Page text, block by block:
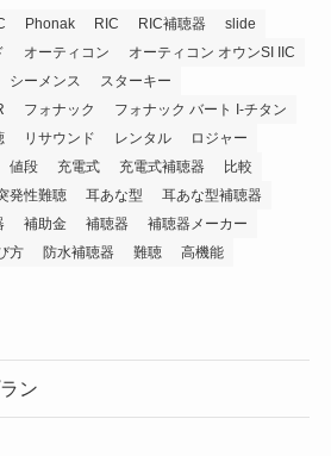
Phonak RIC RIC補聴器
slide
オーティコン
オーティコン オウンSI IIC
シーメンス
スターキー
フォナック
フォナック バート I-チタン
リサウンド レンタル
ロジャー
値段 充電式 充電式補聴器
比較
発性難聴 耳あな型
耳あな型補聴器
補助金 補聴器
補聴器メーカー
方 防水補聴器 難聴 高機能
ン